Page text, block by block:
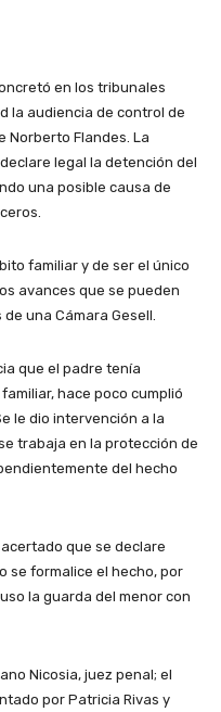
en los tribunales
la audiencia de control de
Norberto Flandes. La
legal la detención del
una posible causa de
familiar y de ser el único
avances que se pueden
una Cámara Gesell.
que el padre tenía
hace poco cumplió
le dio intervención a la
trabaja en la protección de
del hecho
que se declare
se formalice el hecho, por
la guarda del menor con
Nicosia, juez penal; el
por Patricia Rivas y